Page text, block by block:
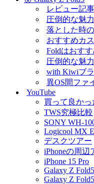
レビュー記事
圧倒的な魅力
落とした時
おすすめカ
Foldはおすす
圧倒的な魅力
with Kiwiブ
異OS間ファ
YouTube
買って良かっ
TWS究極比較
SONY WH-
Logicool MX
デスクツアー
iPhoneの周辺
iPhone 15 Pro
Galaxy Z
Galaxy Z